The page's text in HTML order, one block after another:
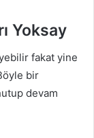
Yoksay
fakat yine
bir
devam